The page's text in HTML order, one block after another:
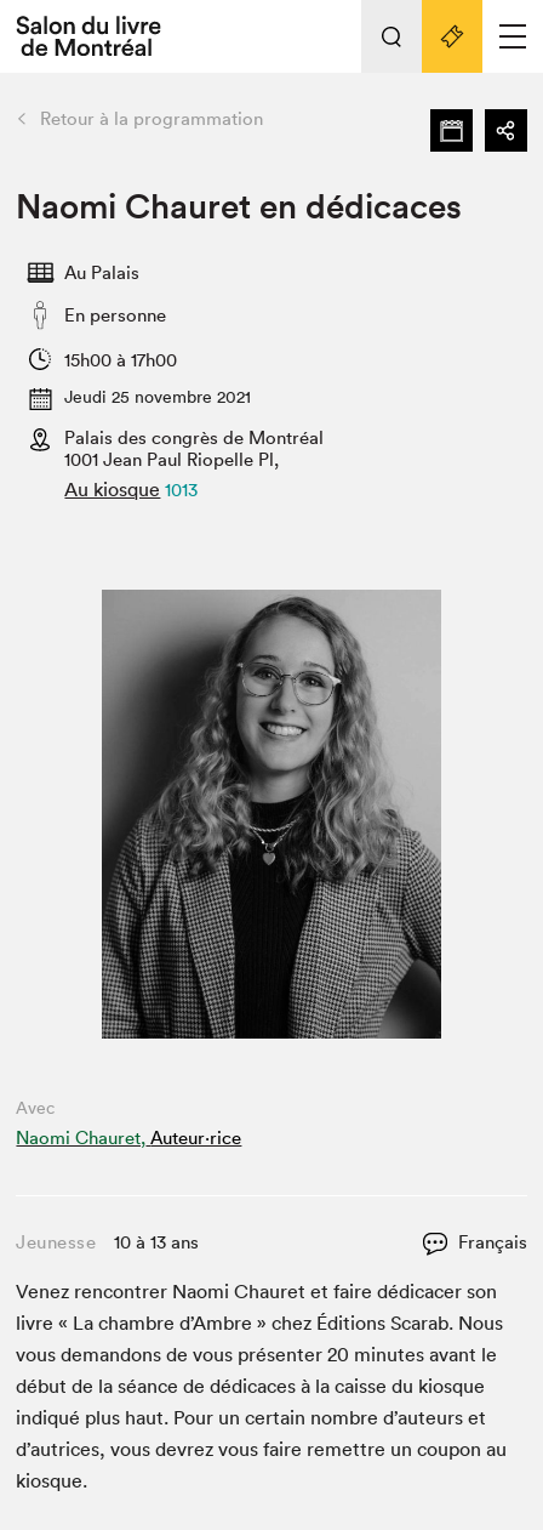
Espace médias
Espace exposant⋅e⋅s
Tout sur l'édition 2022
Actualités
Vidéos et Balados
Club de lecture Braindate
retour Nos activités
Édition 2022
Planifier sa visite
Projets partenaires 2022
Archives
Liens pratiques
Retour à la programmation
Naomi Chauret en dédicaces
Au Palais
En personne
15h00 à 17h00
Jeudi 25 novembre 2021
Palais des congrès de Montréal
1001 Jean Paul Riopelle Pl,
Au kiosque 1013
Avec
Naomi Chauret, Auteur·rice
Jeunesse 10 à 13 ans Français
Venez ren­con­tr­er Nao­mi Chau­ret et faire dédi­cac­er son
livre « La cham­bre d’Am­bre » chez Édi­tions Scarab. Nous
vous deman­dons de vous présen­ter20 min­utes avant le
début de la séance de dédi­caces à la caisse du kiosque
indiqué plus haut. Pour un cer­tain nom­bre d’auteurs et
d’autrices, vous devrez vous faire remet­tre un coupon au
kiosque.